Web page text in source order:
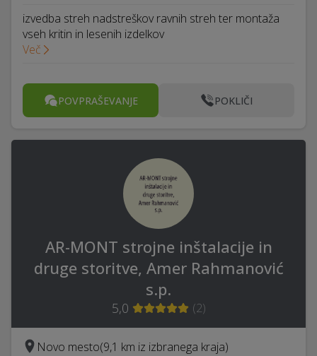
izvedba streh nadstreškov ravnih streh ter montaža
vseh kritin in lesenih izdelkov
Več
POVPRAŠEVANJE POKLIČI
AR-MONT strojne inštalacije in
druge storitve, Amer Rahmanović
s.p.
5,0 (2)
Novo mesto(9,1 km iz izbranega kraja)